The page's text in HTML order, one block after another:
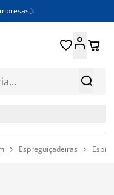


 
 Espreguiçadeiras 